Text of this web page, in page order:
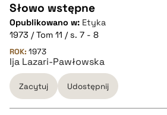
Słowo wstępne
Opublikowano w: Etyka
1973 / Tom 11 / s. 7 - 8
ROK: 1973
Ija Lazari-Pawłowska
Zacytuj Udostępnij